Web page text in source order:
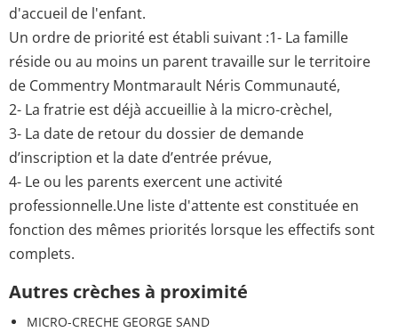
d'accueil de l'enfant.
Un ordre de priorité est établi suivant :1- La famille
réside ou au moins un parent travaille sur le territoire
de Commentry Montmarault Néris Communauté,
2- La fratrie est déjà accueillie à la micro-crèchel,
3- La date de retour du dossier de demande
d’inscription et la date d’entrée prévue,
4- Le ou les parents exercent une activité
professionnelle.Une liste d'attente est constituée en
fonction des mêmes priorités lorsque les effectifs sont
complets.
Autres crèches à proximité
MICRO-CRECHE GEORGE SAND